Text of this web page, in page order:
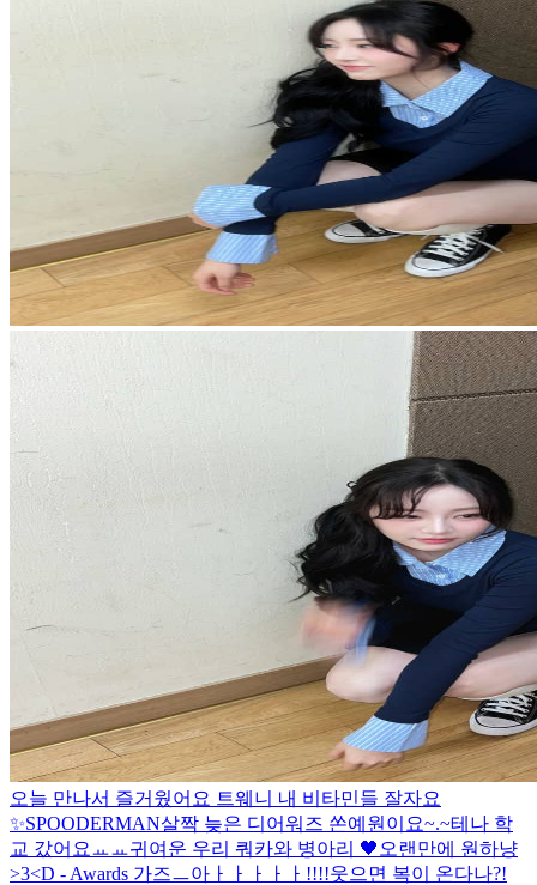
오늘 만나서 즐거웠어요 트웨니 내 비타민들 잘자요
✨️SPOODERMAN살짝 늦은 디어워즈 쏜예원이요~.~테나 학
교 갔어요ㅛㅛ귀여운 우리 쿼카와 병아리 🖤 오랜만에 원하냥
>3<D - Awards 가즈ㅡ아ㅏㅏㅏㅏㅏ!!!!웃으면 복이 온다나?!